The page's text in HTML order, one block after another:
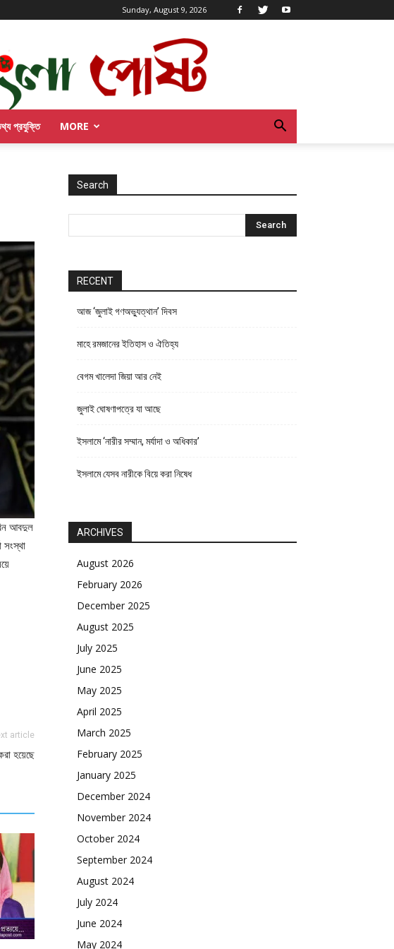
Sunday, August 9, 2026
প্রযুক্তি MORE
আবদুল
সংস্থা
article
হয়েছে
Search
RECENT
আজ ‘জুলাই গণঅভ্যুত্থান’ দিবস
মাহে রমজানের ইতিহাস ও ঐতিহ্য
বেগম খালেদা জিয়া আর নেই
জুলাই ঘোষণাপত্রে যা আছে
ইসলামে ‘নারীর সম্মান, মর্যাদা ও অধিকার’
ইসলামে যেসব নারীকে বিয়ে করা নিষেধ
ARCHIVES
August 2026
February 2026
December 2025
August 2025
July 2025
June 2025
May 2025
April 2025
March 2025
February 2025
January 2025
December 2024
November 2024
October 2024
September 2024
August 2024
July 2024
June 2024
May 2024